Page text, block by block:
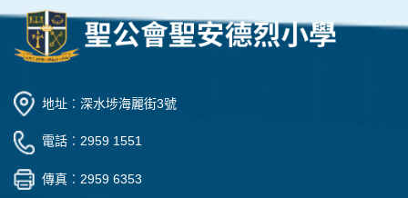
地址︰深水埗海麗街3號
電話︰2959 1551
傳真︰2959 6353